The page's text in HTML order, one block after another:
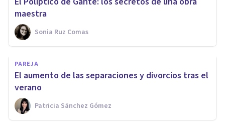
maestra
Sonia Ruz Comas
PAREJA
El aumento de las separaciones y divorcios tras el
verano
Patricia Sánchez Gómez